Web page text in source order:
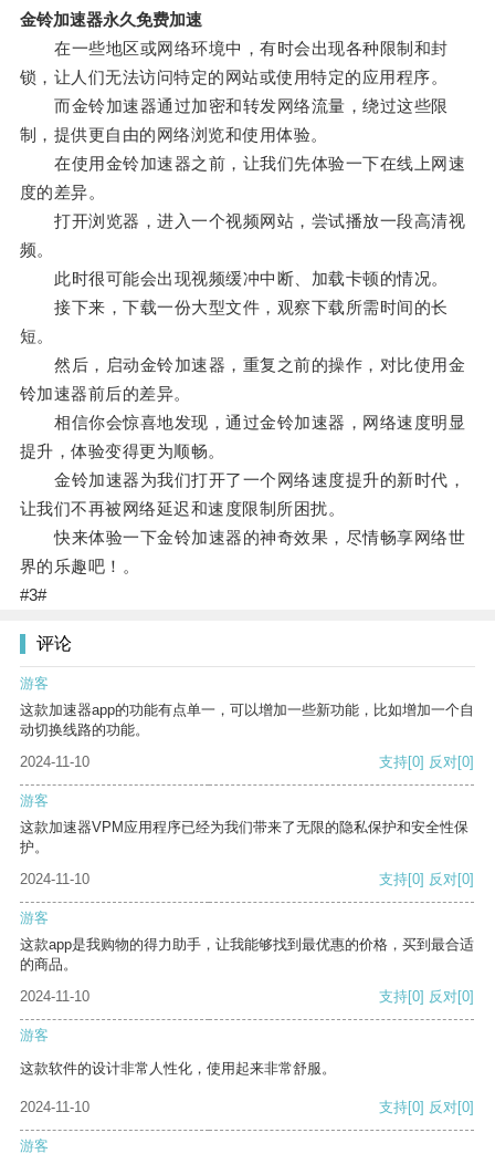
金铃加速器永久免费加速
在一些地区或网络环境中，有时会出现各种限制和封
锁，让人们无法访问特定的网站或使用特定的应用程序。
而金铃加速器通过加密和转发网络流量，绕过这些限
制，提供更自由的网络浏览和使用体验。
在使用金铃加速器之前，让我们先体验一下在线上网速
度的差异。
打开浏览器，进入一个视频网站，尝试播放一段高清视
频。
此时很可能会出现视频缓冲中断、加载卡顿的情况。
接下来，下载一份大型文件，观察下载所需时间的长
短。
然后，启动金铃加速器，重复之前的操作，对比使用金
铃加速器前后的差异。
相信你会惊喜地发现，通过金铃加速器，网络速度明显
提升，体验变得更为顺畅。
金铃加速器为我们打开了一个网络速度提升的新时代，
让我们不再被网络延迟和速度限制所困扰。
快来体验一下金铃加速器的神奇效果，尽情畅享网络世
界的乐趣吧！。
#3#
评论
游客
这款加速器app的功能有点单一，可以增加一些新功能，比如增加一个自
动切换线路的功能。
2024-11-10
支持[0] 反对[0]
游客
这款加速器VPM应用程序已经为我们带来了无限的隐私保护和安全性保
护。
2024-11-10
支持[0] 反对[0]
游客
这款app是我购物的得力助手，让我能够找到最优惠的价格，买到最合适
的商品。
2024-11-10
支持[0] 反对[0]
游客
这款软件的设计非常人性化，使用起来非常舒服。
2024-11-10 支持[0] 反对[0]
游客